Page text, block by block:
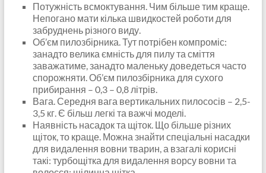
Потужність всмоктування. Чим більше тим краще.
Непогано мати кілька швидкостей роботи для
забруднень різного виду.
Об’єм пилозбірника. Тут потрібен компроміс:
занадто велика ємність для пилу та сміття
заважатиме, занадто маленьку доведеться часто
спорожняти. Об’єм пилозбірника для сухого
прибирання – 0,3 – 0,8 літрів.
Вага. Середня вага вертикальних пилососів – 2,5-
3,5 кг. Є більш легкі та важчі моделі.
Наявність насадок та щіток. Що більше різних
щіток, то краще. Можна знайти спеціальні насадки
для видалення вовни тварин, а взагалі корисні
такі: турбощітка для видалення ворсу вовни та